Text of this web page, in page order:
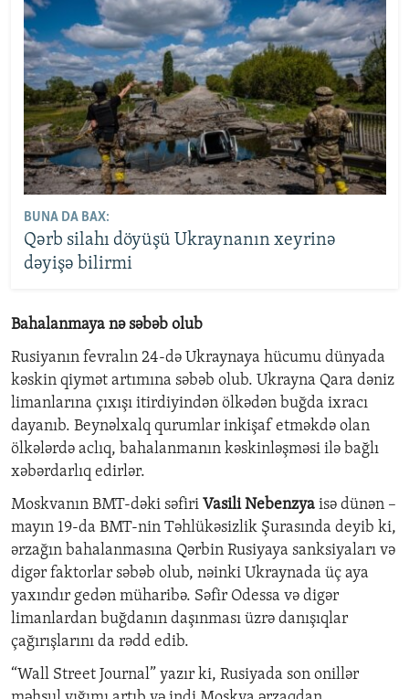
BUNA DA BAX:
Qərb silahı döyüşü Ukraynanın xeyrinə
dəyişə bilirmi
Bahalanmaya nə səbəb olub
Rusiyanın fevralın 24-də Ukraynaya hücumu dünyada
kəskin qiymət artımına səbəb olub. Ukrayna Qara dəniz
limanlarına çıxışı itirdiyindən ölkədən buğda ixracı
dayanıb. Beynəlxalq qurumlar inkişaf etməkdə olan
ölkələrdə aclıq, bahalanmanın kəskinləşməsi ilə bağlı
xəbərdarlıq edirlər.
Moskvanın BMT-dəki səfiri Vasili Nebenzya isə dünən –
mayın 19-da BMT-nin Təhlükəsizlik Şurasında deyib ki,
ərzağın bahalanmasına Qərbin Rusiyaya sanksiyaları və
digər faktorlar səbəb olub, nəinki Ukraynada üç aya
yaxındır gedən müharibə. Səfir Odessa və digər
limanlardan buğdanın daşınması üzrə danışıqlar
çağırışlarını da rədd edib.
“Wall Street Journal” yazır ki, Rusiyada son onillər